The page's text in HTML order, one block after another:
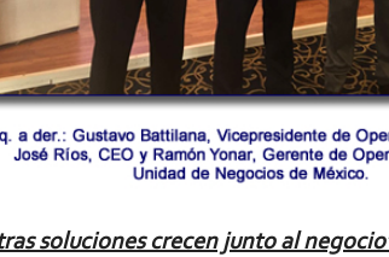
soluciones crecen junto al